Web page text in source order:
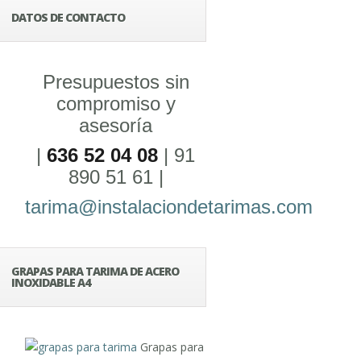
DATOS DE CONTACTO
Presupuestos sin
compromiso y
asesoría
| 636 52 04 08 | 91
890 51 61 |
tarima@instalaciondetarimas.com
GRAPAS PARA TARIMA DE ACERO
INOXIDABLE A4
Grapas para